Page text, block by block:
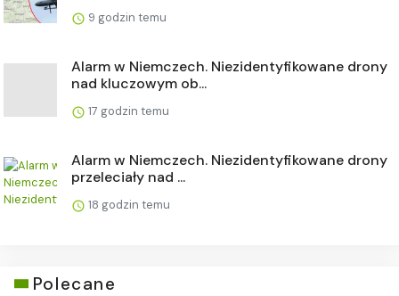
9 godzin temu
Alarm w Niemczech. Niezidentyfikowane drony
nad kluczowym ob...
17 godzin temu
Alarm w Niemczech. Niezidentyfikowane drony
przeleciały nad ...
18 godzin temu
Polecane